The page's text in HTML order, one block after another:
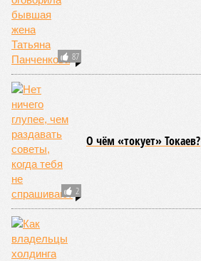
87
2
О чём «токует» Токаев?